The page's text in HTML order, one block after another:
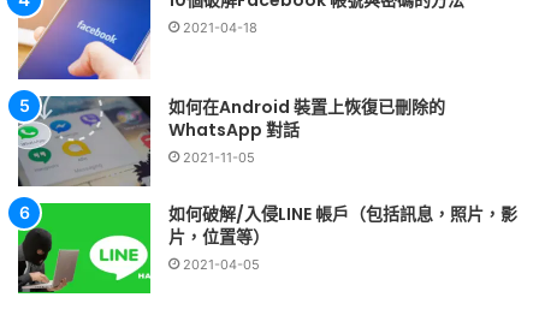
2021-04-18
如何在Android 裝置上恢復已刪除的
WhatsApp 對話
2021-11-05
如何破解/入侵LINE 帳戶（包括訊息，照片，影
片，位置等）
2021-04-05